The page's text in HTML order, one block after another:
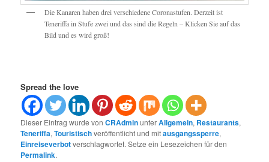
Die Kanaren haben drei verschiedene Coronastufen. Derzeit ist
Teneriffa in Stufe zwei und das sind die Regeln – Klicken Sie auf das
Bild und es wird groß!
Spread the love
Dieser Eintrag wurde vonCRAdminunterAllgemein, Restaurants,
Teneriffa,Touristischveröffentlicht und mitausgangssperre,
Einreiseverbotverschlagwortet. Setze ein Lesezeichen für den
Permalink.